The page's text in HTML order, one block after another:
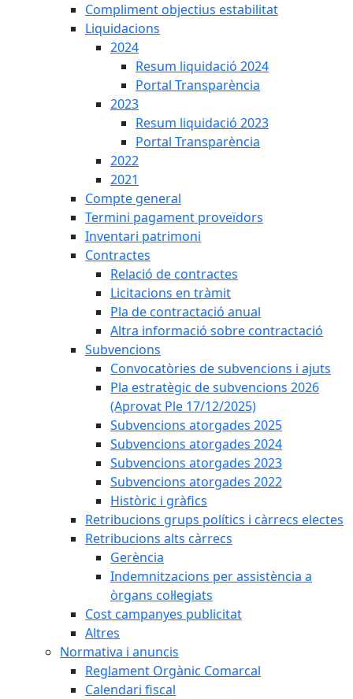
Compliment objectius estabilitat
Liquidacions
2024
Resum liquidació 2024
Portal Transparència
2023
Resum liquidació 2023
Portal Transparència
2022
2021
Compte general
Termini pagament proveïdors
Inventari patrimoni
Contractes
Relació de contractes
Licitacions en tràmit
Pla de contractació anual
Altra informació sobre contractació
Subvencions
Convocatòries de subvencions i ajuts
Pla estratègic de subvencions 2026
(Aprovat Ple 17/12/2025)
Subvencions atorgades 2025
Subvencions atorgades 2024
Subvencions atorgades 2023
Subvencions atorgades 2022
Històric i gràfics
Retribucions grups polítics i càrrecs electes
Retribucions alts càrrecs
Gerència
Indemnitzacions per assistència a
òrgans col·legiats
Cost campanyes publicitat
Altres
Normativa i anuncis
Reglament Orgànic Comarcal
Calendari fiscal